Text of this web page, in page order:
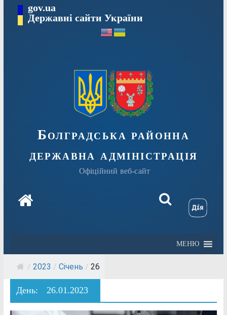
Перейтиgov.ua
Державні сайти України
Болградська районна
державна адміністрація
Офіційний веб-сайт
МЕНЮ
/ 2023 / Січень / 26
День: 26.01.2023